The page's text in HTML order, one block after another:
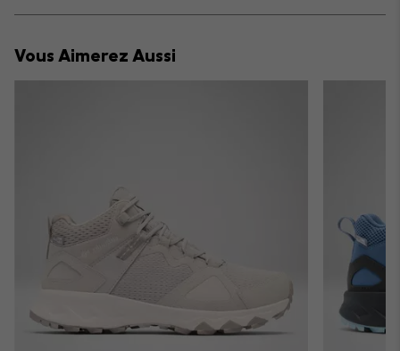
or
Vous Aimerez Aussi